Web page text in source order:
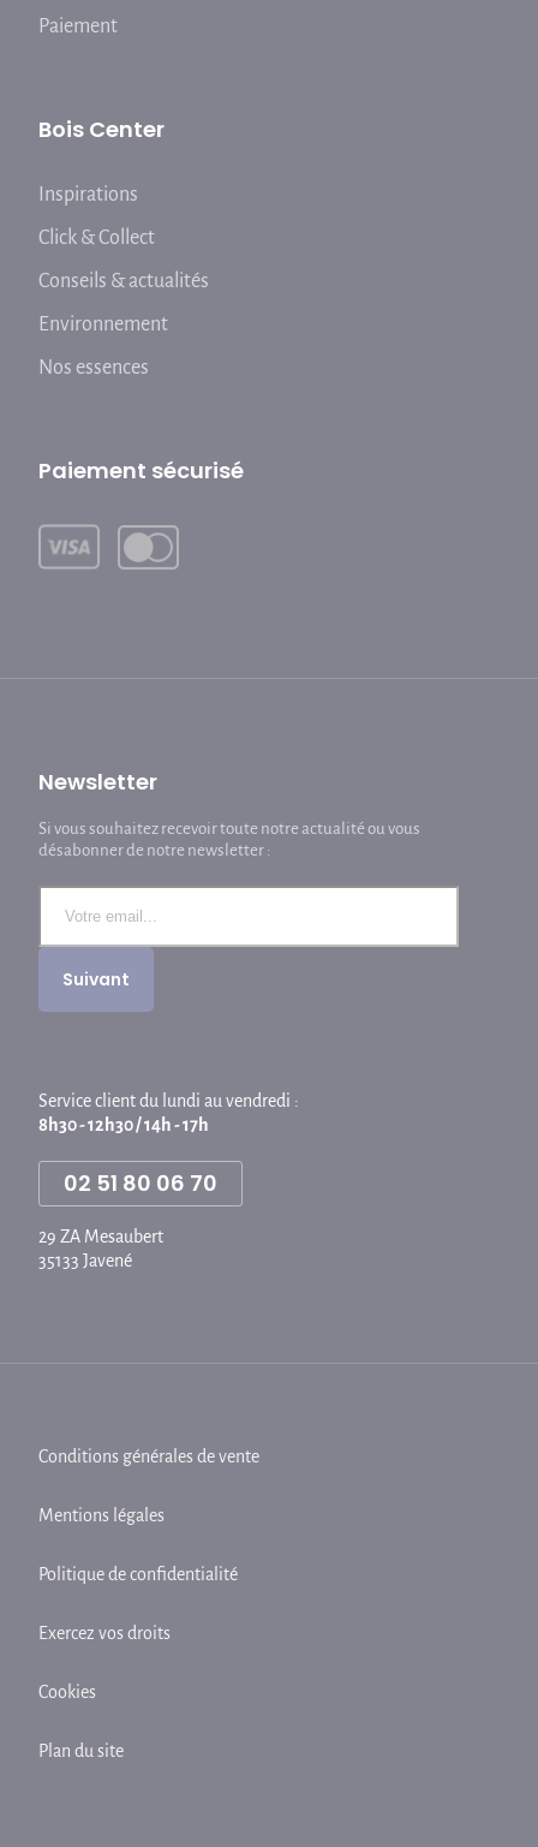
Paiement
Bois Center
Inspirations
Click & Collect
Conseils & actualités
Environnement
Nos essences
Paiement sécurisé
Newsletter
Si vous souhaitez recevoir toute notre actualité ou vous
désabonner de notre newsletter :
Service client du lundi au vendredi :
8h30 - 12h30 / 14h - 17h
02 51 80 06 70
29 ZA Mesaubert
35133 Javené
Conditions générales de vente
Mentions légales
Politique de confidentialité
Exercez vos droits
Cookies
Plan du site